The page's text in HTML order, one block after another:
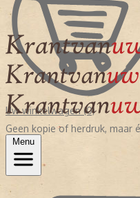
Uw winkelwagen (0)
Geen kopie of herdruk, maar
Menu